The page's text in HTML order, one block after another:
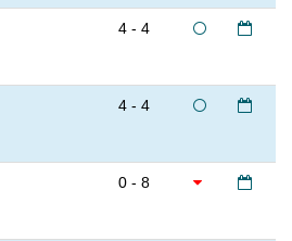
4 - 4
4 - 4
0 - 8